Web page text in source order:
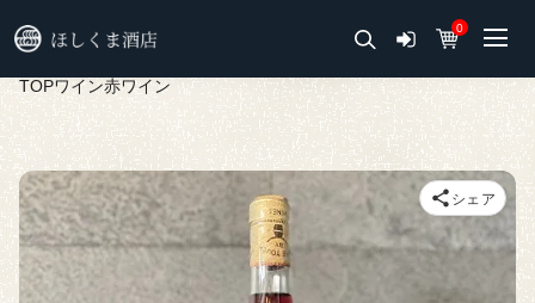
0
TOPワイン赤ワイン
シェア